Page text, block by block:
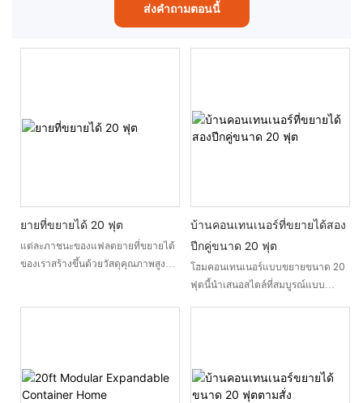
ส่งคำถามตอนนี้
ยายที่ขยายได้ 20 ฟุต
แต่ละภาชนะของแฟลตยายที่ขยายได้
ของเราสร้างขึ้นด้วยวัสดุคุณภาพสูง
หน้าที่เหมือนหน่วยเล็ก ๆ ที่สามารถ
เปลี่ยนเป็นพื้นที่นั่งเล่นที่สะดวกสบาย
บ้านคอนเทนเนอร์ที่ขยายได้สอง
ปีกคู่ขนาด 20 ฟุต
โฮมคอนเทนเนอร์แบบขยายขนาด 20
ฟุตนี้นำเสนอสไตล์ที่สมบูรณ์แบบ
โฮมออฟฟิศหรือห้องเช่ารีสอร์ทบ้านที่
พับเก็บได้และขยายได้นี้ให้คุณค่าระยะ